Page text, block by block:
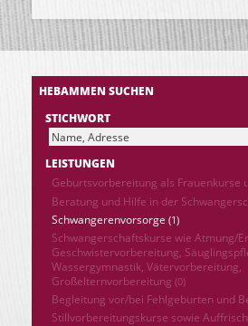
HEBAMMEN SUCHEN
STICHWORT
LEISTUNGEN
Geburtsvorbereitung als Frauenkurse
Beratung und Hilfe in der
Schwangerenvorsorge (1)
Schwangerschaftskurse wie Atmung/
Geschwistervorbereitung,
Wassergymnastik, Vätervorbereitung,
Großelternvorbereitung (0)
Begleitung vor/bei Fehlgeburten und
Stillvorbereitungskurse sowie